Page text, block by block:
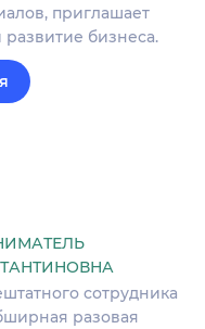
приглашает
бизнеса.
сотрудника
разовая